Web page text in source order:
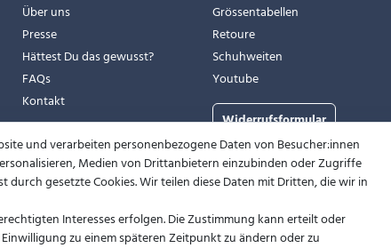
Über uns
Presse
Hättest Du das gewusst?
FAQs
Kontakt
Grössentabellen
Retoure
Schuhweiten
Youtube
Widerrufsformular
und verarbeiten personenbezogene Daten von Besucher:innen
Medien von Drittanbietern einzubinden oder Zugriffe
gesetzte Cookies. Wir teilen diese Daten mit Dritten, die wir in
Interesses erfolgen. Die Zustimmung kann erteilt oder
zu einem späteren Zeitpunkt zu ändern oder zu